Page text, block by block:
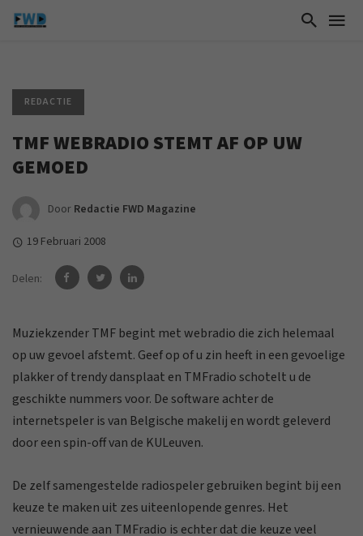
REDACTIE
TMF WEBRADIO STEMT AF OP UW
GEMOED
Door Redactie FWD Magazine
19 Februari 2008
Delen:
Muziekzender TMF begint met webradio die zich helemaal
op uw gevoel afstemt. Geef op of u zin heeft in een gevoelige
plakker of trendy dansplaat en TMFradio schotelt u de
geschikte nummers voor. De software achter de
internetspeler is van Belgische makelij en wordt geleverd
door een spin-off van de KULeuven.
De zelf samengestelde radiospeler gebruiken begint bij een
keuze te maken uit zes uiteenlopende genres. Het
vernieuwende aan TMFradio is echter dat die keuze veel